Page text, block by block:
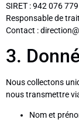
SIRET : 942 076
Responsable de
Contact :
3.
Nous collectons
nous transmettre
Nom et